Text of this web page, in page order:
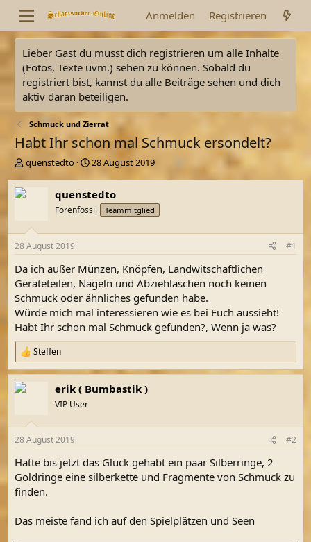
Anmelden Registrieren
Lieber Gast du musst dich registrieren um alle Inhalte
(Fotos, Texte uvm.) sehen zu können. Sobald du
registriert bist, kannst du alle Beiträge sehen und dich
aktiv daran beteiligen.
Schmuck und Zierrat
Habt Ihr schon mal Schmuck ersondelt?
E
t
l
e
quenstedto
E
t
e
l
m
28 August 2019
quenstedto
Forenfossil Teammitglied
28 August 2019 #1
Da ich außer Münzen, Knöpfen, Landwitschaftlichen
Geräteteilen, Nägeln und Abziehlaschen noch keinen
Schmuck oder ähnliches gefunden habe.
Würde mich mal interessieren wie es bei Euch aussieht!
Habt Ihr schon mal Schmuck gefunden?, Wenn ja was?
R
e
a
k
e
:
Steffen
erik ( Bumbastik )
VIP User
28 August 2019 #2
Hatte bis jetzt das Glück gehabt ein paar Silberringe, 2
Goldringe eine silberkette und Fragmente von Schmuck zu
finden.
Das meiste fand ich auf den Spielplätzen und Seen